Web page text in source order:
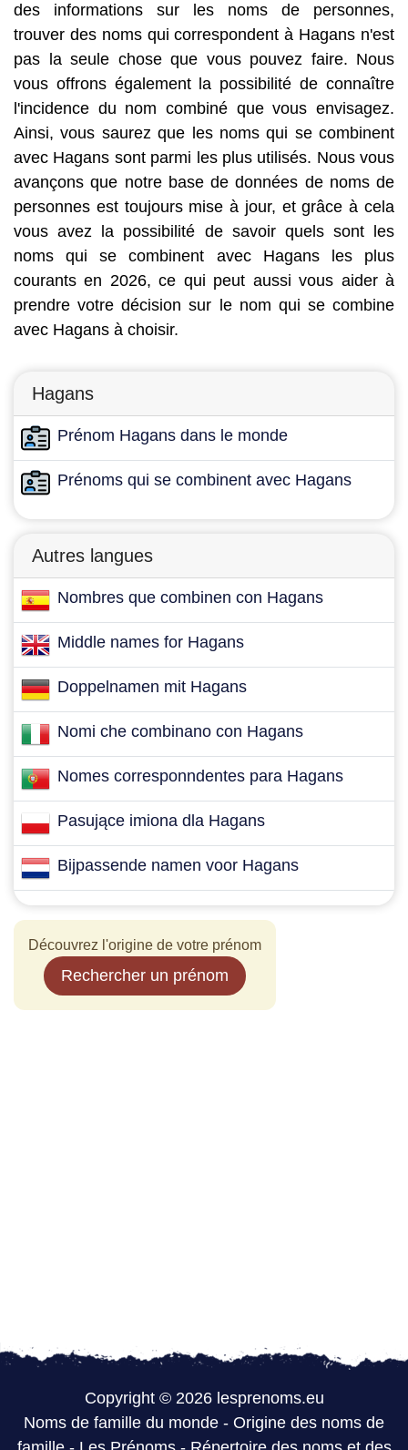
des informations sur les noms de personnes,
trouver des noms qui correspondent à Hagans n'est
pas la seule chose que vous pouvez faire. Nous
vous offrons également la possibilité de connaître
l'incidence du nom combiné que vous envisagez.
Ainsi, vous saurez que les noms qui se combinent
avec Hagans sont parmi les plus utilisés. Nous vous
avançons que notre base de données de noms de
personnes est toujours mise à jour, et grâce à cela
vous avez la possibilité de savoir quels sont les
noms qui se combinent avec Hagans les plus
courants en 2026, ce qui peut aussi vous aider à
prendre votre décision sur le nom qui se combine
avec Hagans à choisir.
Hagans
Prénom Hagans dans le monde
Prénoms qui se combinent avec Hagans
Autres langues
Nombres que combinen con Hagans
Middle names for Hagans
Doppelnamen mit Hagans
Nomi che combinano con Hagans
Nomes corresponndentes para Hagans
Pasujące imiona dla Hagans
Bijpassende namen voor Hagans
Découvrez l'origine de votre prénom
Rechercher un prénom
Copyright © 2026 lesprenoms.eu
Noms de famille du monde - Origine des noms de